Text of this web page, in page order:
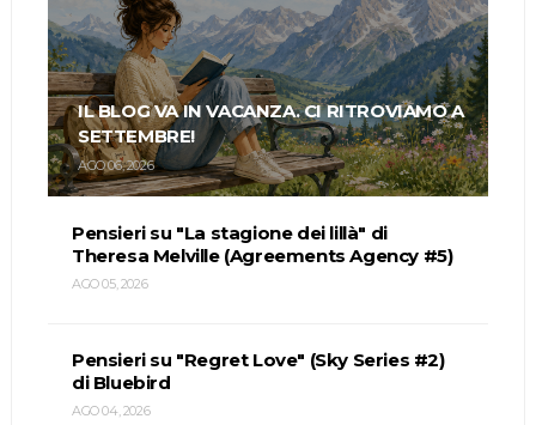
IL BLOG VA IN VACANZA. CI RITROVIAMO A
SETTEMBRE!
AGO 06, 2026
Pensieri su "La stagione dei lillà" di
Theresa Melville (Agreements Agency #5)
AGO 05, 2026
Pensieri su "Regret Love" (Sky Series #2)
di Bluebird
AGO 04, 2026